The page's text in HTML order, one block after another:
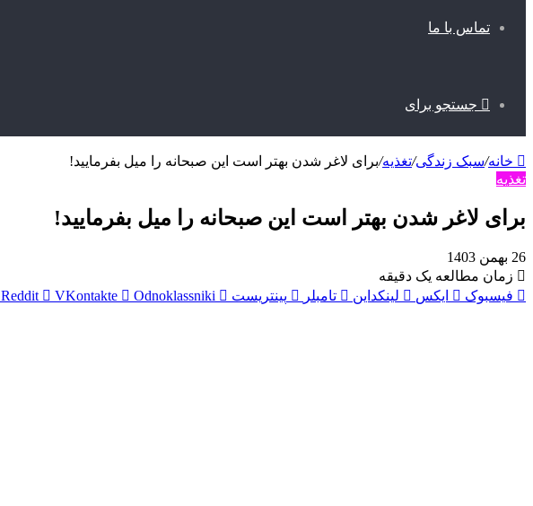
تماس با ما
جستجو برای
خانه/سبک زندگی/تغذیه/برای لاغر شدن بهتر است این صبحانه‌ را میل بفرمایید!
تغذیه
برای لاغر شدن بهتر است این صبحانه‌ را میل بفرمایید!
26 بهمن 1403
زمان مطالعه یک دقیقه
فیسبوک
ایکس لینکداین تامبلر پینتریست Reddit VKontakte Odnoklassniki